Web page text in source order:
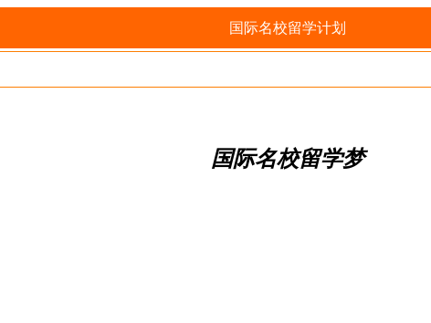
国际名校留学计划
国际名校留学梦